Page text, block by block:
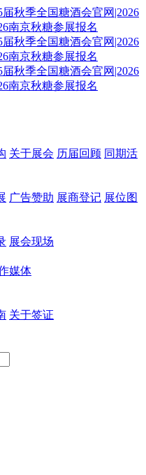
关于展会 历届回顾 同期活
广告赞助 展商登记 展位图
展会现场
媒体
关于签证